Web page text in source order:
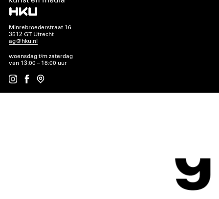
Minrebroederstraat 16
3512 GT Utrecht
ag@hku.nl
woensdag t/m zaterdag
van 13:00 – 18:00 uur